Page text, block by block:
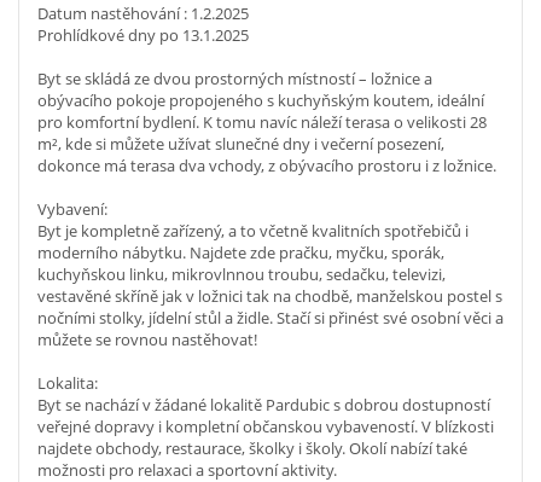
Datum nastěhování : 1.2.2025
Prohlídkové dny po 13.1.2025
Byt se skládá ze dvou prostorných místností – ložnice a
obývacího pokoje propojeného s kuchyňským koutem, ideální
pro komfortní bydlení. K tomu navíc náleží terasa o velikosti 28
m², kde si můžete užívat slunečné dny i večerní posezení,
dokonce má terasa dva vchody, z obývacího prostoru i z ložnice.
Vybavení:
Byt je kompletně zařízený, a to včetně kvalitních spotřebičů i
moderního nábytku. Najdete zde pračku, myčku, sporák,
kuchyňskou linku, mikrovlnnou troubu, sedačku, televizi,
vestavěné skříně jak v ložnici tak na chodbě, manželskou postel s
nočními stolky, jídelní stůl a židle. Stačí si přinést své osobní věci a
můžete se rovnou nastěhovat!
Lokalita:
Byt se nachází v žádané lokalitě Pardubic s dobrou dostupností
veřejné dopravy i kompletní občanskou vybaveností. V blízkosti
najdete obchody, restaurace, školky i školy. Okolí nabízí také
možnosti pro relaxaci a sportovní aktivity.